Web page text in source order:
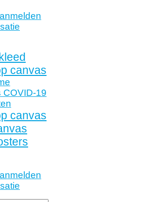
canvas
COVID-19
canvas